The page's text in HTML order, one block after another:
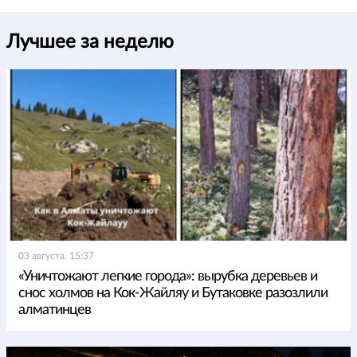
Лучшее за неделю
03 августа, 15:37
«Уничтожают легкие города»: вырубка деревьев и
снос холмов на Кок-Жайляу и Бутаковке разозлили
алматинцев